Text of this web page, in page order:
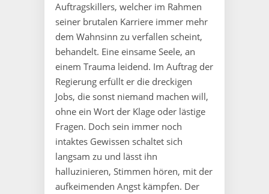
Auftragskillers, welcher im Rahmen
seiner brutalen Karriere immer mehr
dem Wahnsinn zu verfallen scheint,
behandelt. Eine einsame Seele, an
einem Trauma leidend. Im Auftrag der
Regierung erfüllt er die dreckigen
Jobs, die sonst niemand machen will,
ohne ein Wort der Klage oder lästige
Fragen. Doch sein immer noch
intaktes Gewissen schaltet sich
langsam zu und lässt ihn
halluzinieren, Stimmen hören, mit der
aufkeimenden Angst kämpfen. Der